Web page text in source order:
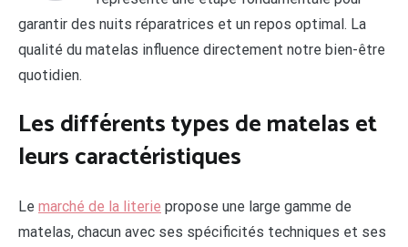
garantir des nuits réparatrices et un repos optimal. La
qualité du matelas influence directement notre bien-être
quotidien.
Les différents types de matelas et
leurs caractéristiques
Le marché de la literie propose une large gamme de
matelas, chacun avec ses spécificités techniques et ses